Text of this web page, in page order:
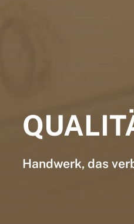
Handwerk, das